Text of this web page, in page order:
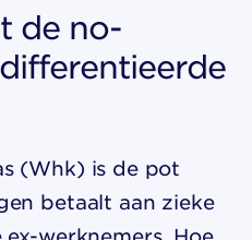
de no-
(Whk) is de pot
betaalt aan zieke